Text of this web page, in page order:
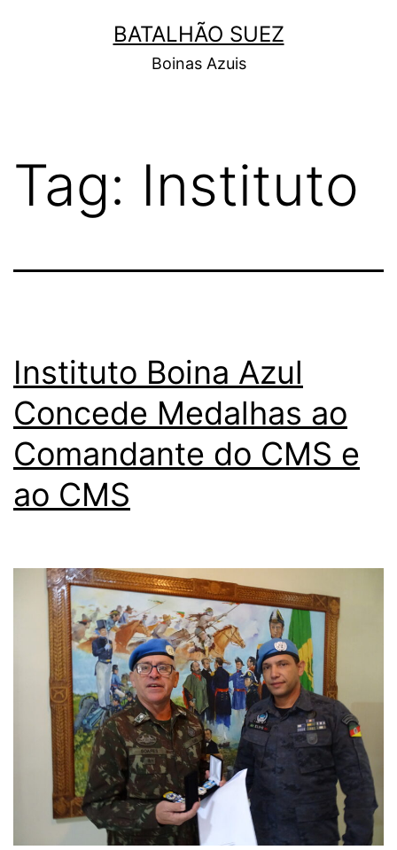
BATALHÃO SUEZ
Boinas Azuis
Tag: Instituto
Instituto Boina Azul
Concede Medalhas ao
Comandante do CMS e
ao CMS